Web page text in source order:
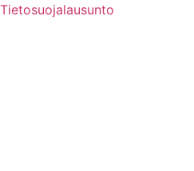
Tietosuojalausunto